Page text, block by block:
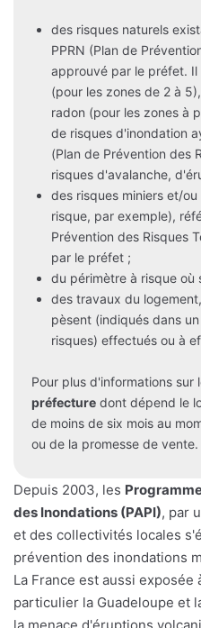
des risques naturels
PPRN (Plan de
approuvé par le préfet.
(pour les zones de 2 à
radon (pour les zones à
de risques d'inondation
(Plan de Prévention des
risques d'avalanche,
des risques miniers et/
risque, par exemple),
Prévention des Risques
par le préfet ;
du périmètre à risque où
des travaux du
pèsent (indiqués dans
risques) effectués ou à
Pour plus d'informations sur
préfecture dont dépend le
de moins de six mois au
ou de la promesse de vente.
Depuis 2003, les
des Inondations (PAPI), par
et des collectivités locales
prévention des inondations
La France est aussi
particulier la Guadeloupe et